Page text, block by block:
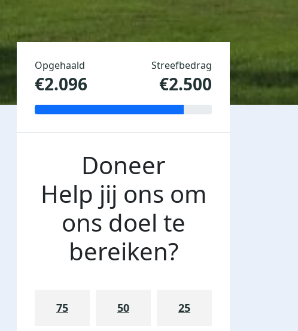
Opgehaald
€2.096
Streefbedrag
€2.500
Doneer
Help jij ons om
ons doel te
bereiken?
75 50 25